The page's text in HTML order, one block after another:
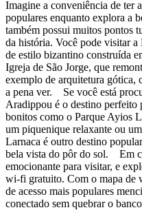
Imagine a conveniência de ter
populares enquanto explora
também possui muitos pontos
da história. Você pode visitar
de estilo bizantino construída
Igreja de São Jorge, que
exemplo de arquitetura gótica,
a pena ver. Se você está
Aradippou é o destino perfeito
bonitos como o Parque Ayios
um piquenique relaxante ou
Larnaca é outro destino
bela vista do pôr do sol. Em
emocionante para visitar, e
wi-fi gratuito. Com o mapa de
de acesso mais populares
conectado sem quebrar o